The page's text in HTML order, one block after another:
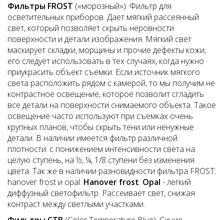
Фильтры FROST («морозный»). Фильтр для
осветительных приборов. Дает мягкий рассеянный
свет, который позволяет скрыть неровности
поверхности и детали изображения. Мягкий свет
маскирует складки, морщины и прочие дефекты кожи,
его следует использовать в тех случаях, когда нужно
приукрасить объект съемки. Если источник мягкого
света расположить рядом с камерой, то мы получим не
контрастное освещение, которое позволит сгладить
все детали на поверхности снимаемого объекта. Такое
освещение часто используют при съемках очень
крупных планов, чтобы скрыть тени или ненужные
детали. В наличии имеется фильтр различной
плотности: с понижением интенсивности света на
целую ступень, на ½, ¼, 1/8 ступени без изменения
цвета. Так же в наличии разновидности фильтра FROST:
hanover frost и opal. Hanover frost. Opal - легкий
диффузный светофильтр. Рассеивает свет, снижая
контраст между светлыми участками.